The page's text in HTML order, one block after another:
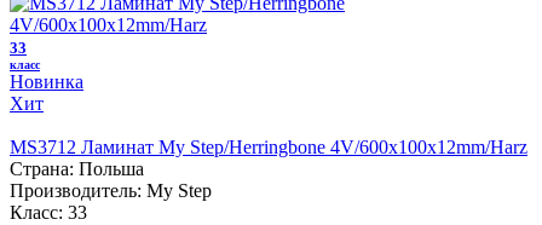
33
класс
Новинка
Хит
MS3712 Ламинат My Step/Herringbone 4V/600x100x12mm/Harz
Страна: Польша
Производитель: My Step
Класс: 33